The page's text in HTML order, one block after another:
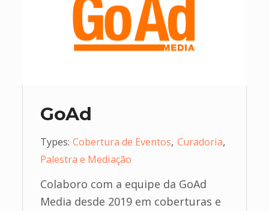
GoAd
Types: Cobertura de Eventos, Curadoria,
Palestra e Mediação
Colaboro com a equipe da GoAd
Media desde 2019 em coberturas e